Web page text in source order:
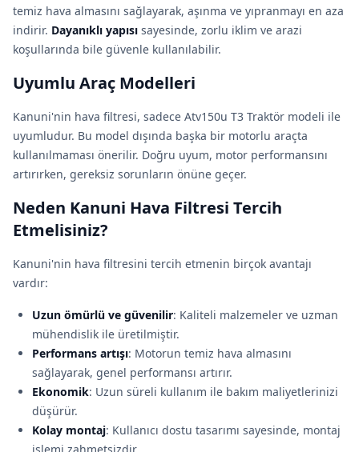
temiz hava almasını sağlayarak, aşınma ve yıpranmayı en aza
indirir. Dayanıklı yapısı sayesinde, zorlu iklim ve arazi
koşullarında bile güvenle kullanılabilir.
Uyumlu Araç Modelleri
Kanuni'nin hava filtresi, sadece Atv150u T3 Traktör modeli ile
uyumludur. Bu model dışında başka bir motorlu araçta
kullanılmaması önerilir. Doğru uyum, motor performansını
artırırken, gereksiz sorunların önüne geçer.
Neden Kanuni Hava Filtresi Tercih
Etmelisiniz?
Kanuni'nin hava filtresini tercih etmenin birçok avantajı
vardır:
Uzun ömürlü ve güvenilir: Kaliteli malzemeler ve uzman
mühendislik ile üretilmiştir.
Performans artışı: Motorun temiz hava almasını
sağlayarak, genel performansı artırır.
Ekonomik: Uzun süreli kullanım ile bakım maliyetlerinizi
düşürür.
Kolay montaj: Kullanıcı dostu tasarımı sayesinde, montaj